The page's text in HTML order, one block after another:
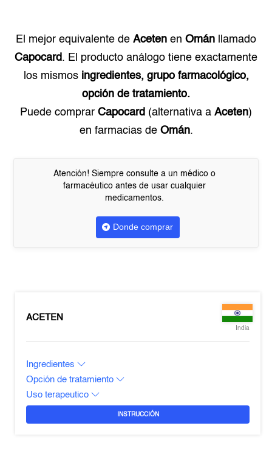
El mejor equivalente de Aceten en Omán llamado
Capocard. El producto análogo tiene exactamente
los mismos ingredientes, grupo farmacológico,
opción de tratamiento.
Puede comprar Capocard (alternativa a Aceten)
en farmacias de Omán.
Atención! Siempre consulte a un médico o
farmacéutico antes de usar cualquier
medicamentos.
Donde comprar
ACETEN
India
Ingredientes
Opción de tratamiento
Uso terapeutico
INSTRUCCIÓN